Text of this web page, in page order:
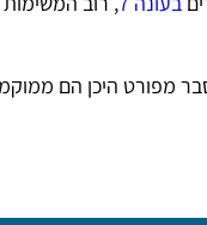
מפורט היכן הם